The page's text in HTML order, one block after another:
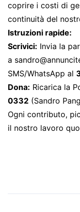
coprire i costi di
continuità del
Istruzioni rapide:
Scrivici: Invia la
a
SMS/WhatsApp al
Dona: Ricarica la
0332 (Sandro
Ogni contributo,
il nostro lavoro